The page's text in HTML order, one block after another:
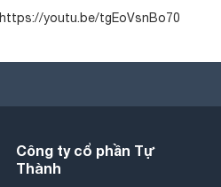
https://youtu.be/tgEoVsnBo70
Công ty cổ phần Tự
Thành